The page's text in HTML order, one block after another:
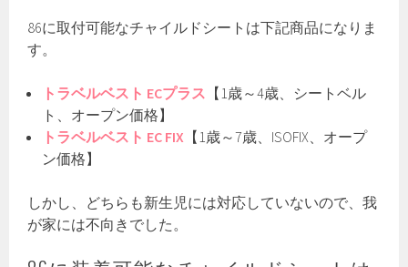
86に取付可能なチャイルドシートは下記商品になりま
す。
トラベルベスト ECプラス 【1歳～4歳、シートベル
ト、オープン価格】
トラベルベスト EC FIX 【1歳～7歳、ISOFIX、オープ
ン価格】
しかし、どちらも新生児には対応していないので、我
が家には不向きでした。